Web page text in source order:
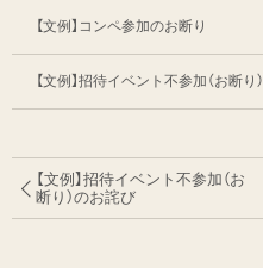
【文例】コンペ参加のお断り
【文例】招待イベント不参加（お断り
【文例】招待イベント不参加（お
断り）のお詫び